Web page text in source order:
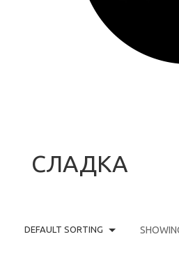
ПРОДУКТИ
СЛАДКА
DEFAULT SORTING